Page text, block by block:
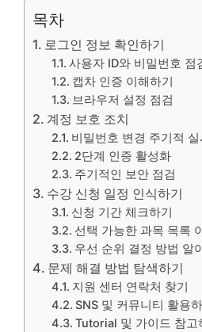
목차
로그인 정보 확인하기
사용자 ID와 비밀번호 점
캡차 인증 이해하기
브라우저 설정 점검
계정 보호 조치
비밀번호 변경 주기적 실
2단계 인증 활성화
주기적인 보안 점검
수강 신청 일정 인식하기
신청 기간 체크하기
선택 가능한 과목 목록
우선 순위 결정 방법 알
문제 해결 방법 탐색하기
지원 센터 연락처 찾기
SNS 및 커뮤니티 활용
Tutorial 및 가이드 참고